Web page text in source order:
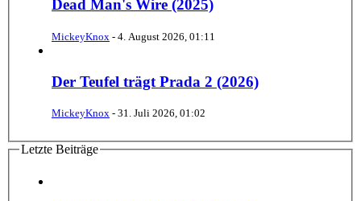
Dead Man's Wire (2025)
MickeyKnox - 4. August 2026, 01:11
Der Teufel trägt Prada 2 (2026)
MickeyKnox - 31. Juli 2026, 01:02
Letzte Beiträge